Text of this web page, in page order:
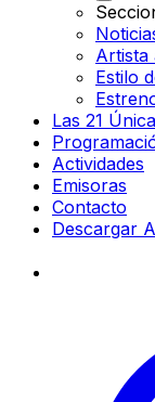
Artista
Estilo
Las 21
Actividades
Emisoras
Contacto
Descargar